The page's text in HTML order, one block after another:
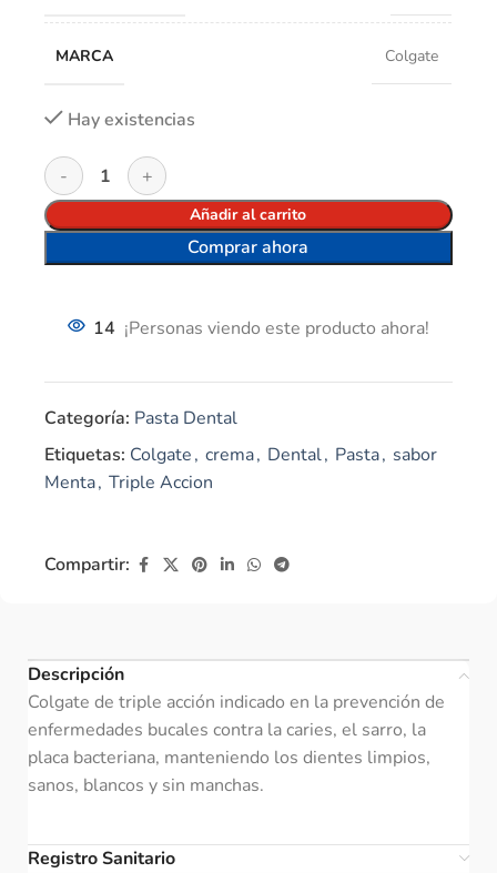
MARCA Colgate
Hay existencias
Añadir al carrito
Comprar ahora
14 ¡Personas viendo este producto ahora!
Categoría: Pasta Dental
Etiquetas: Colgate, crema, Dental, Pasta, sabor
Menta, Triple Accion
Compartir:
Descripción
Colgate de triple acción indicado en la prevención de
enfermedades bucales contra la caries, el sarro, la
placa bacteriana, manteniendo los dientes limpios,
sanos, blancos y sin manchas.
Registro Sanitario